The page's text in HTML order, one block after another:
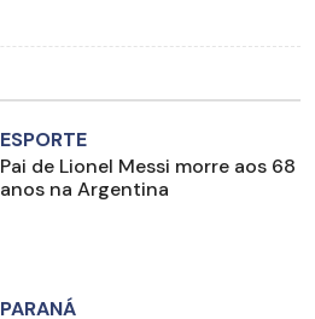
ESPORTE
Pai de Lionel Messi morre aos 68
anos na Argentina
PARANÁ